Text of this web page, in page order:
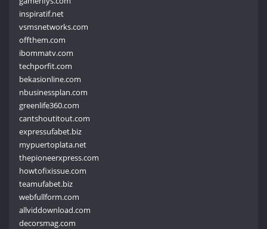
inspiratif.net
vsmsnetworks.com
offthem.com
ibommatv.com
techporfit.com
bekasionline.com
nbusinessplan.com
greenlife360.com
cantshoutitout.com
expressufabet.biz
mypuertoplata.net
thepioneerxpress.com
howtofixissue.com
teamufabet.biz
webfullform.com
allviddownload.com
decorsmag.com